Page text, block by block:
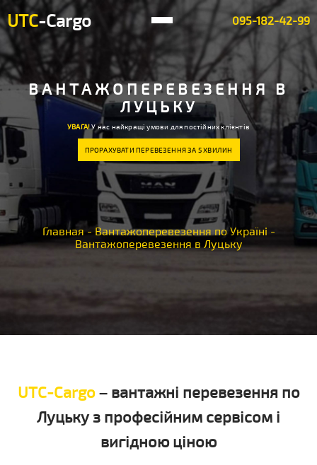
UTC-Cargo 095-182-42-99
ВАНТАЖОПЕРЕВЕЗЕННЯ В
ЛУЦЬКУ
УВАГА!У нас найкращі умови для постійних клієнтів
ПРОРАХУВАТИ ПЕРЕВЕЗЕННЯ ЗА 5 ХВИЛИН
Главная - Вантажоперевезення по Україні -
Вантажоперевезення в Луцьку
UTC-Cargo– вантажні перевезення по
Луцьку з професійним сервісом і
вигідною ціною